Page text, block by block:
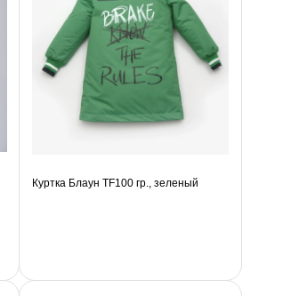
Куртка Блаун TF100 гр., зеленый